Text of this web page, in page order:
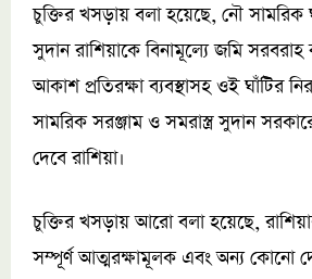
চুক্তির খসড়ায় বলা হয়েছে, নৌ সামরিক
সুদান রাশিয়াকে বিনামূল্যে জমি
আকাশ প্রতিরক্ষা ব্যবস্থাসহ ওই ঘাঁটির
সামরিক সরঞ্জাম ও সমরাস্ত্র সুদান
দেবে রাশিয়া।
চুক্তির খসড়ায় আরো বলা হয়েছে,
সম্পূর্ণ আত্মরক্ষামূলক এবং অন্য কোনো